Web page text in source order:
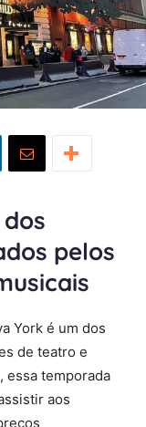
pelos
York é um dos
de teatro e
essa temporada
aos